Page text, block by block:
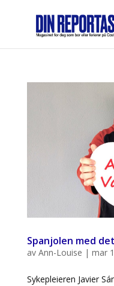
Spanjolen med
av Ann-Louise | mar
Sykepleieren Javier